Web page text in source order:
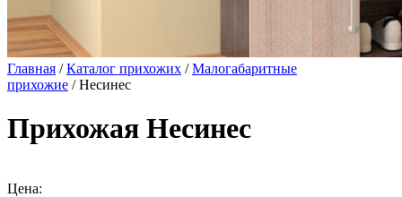
Главная /Каталог прихожих /Малогабаритные
прихожие / Несинес
Прихожая Несинес
Цена: